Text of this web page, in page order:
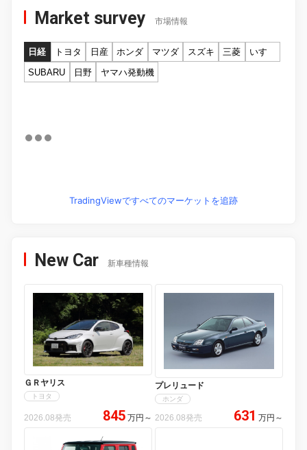
Market survey 市場情報
日経 トヨタ 日産 ホンダ マツダ スズキ 三菱
いすゞ
SUBARU
日野 ヤマハ発動機
TradingViewですべてのマーケットを追跡
New Car 新車種情報
ＧＲヤリス
トヨタ
2026.08発売 845 万円 ～
プレリュード
ホンダ
2026.08発売 631 万円 ～